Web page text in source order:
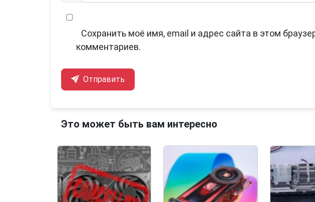
Сохранить моё имя, email и адрес сайта в этом
комментариев.
Отправить
Это может быть вам интересно